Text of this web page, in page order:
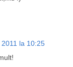
la 10:25